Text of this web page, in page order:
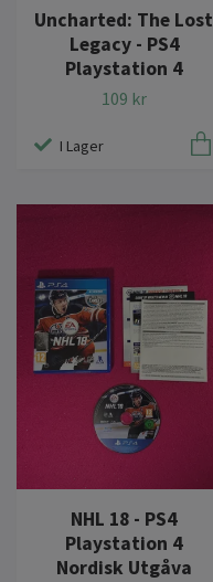
Uncharted: The Lost
Legacy - PS4
Playstation 4
109 kr
I Lager
NHL 18 - PS4
Playstation 4
Nordisk Utgåva